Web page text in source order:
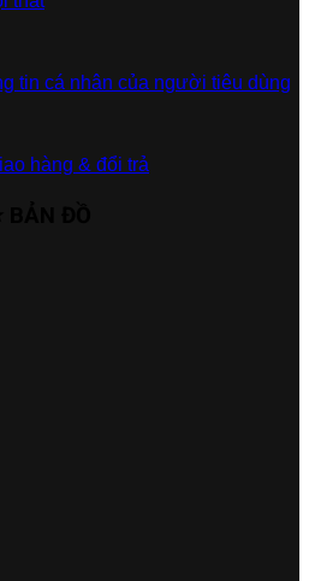
tin cá nhân của người tiêu dùng
hàng & đổi trả